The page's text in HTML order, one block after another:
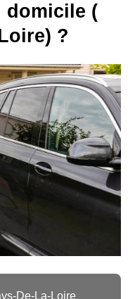
domicile (
?
De-La-Loire